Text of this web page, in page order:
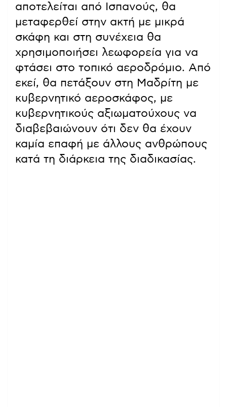
αποτελείται από Ισπανούς, θα
μεταφερθεί στην ακτή με μικρά
σκάφη και στη συνέχεια θα
χρησιμοποιήσει λεωφορεία για να
φτάσει στο τοπικό αεροδρόμιο. Από
εκεί, θα πετάξουν στη Μαδρίτη με
κυβερνητικό αεροσκάφος, με
κυβερνητικούς αξιωματούχους να
διαβεβαιώνουν ότι δεν θα έχουν
καμία επαφή με άλλους ανθρώπους
κατά τη διάρκεια της διαδικασίας.